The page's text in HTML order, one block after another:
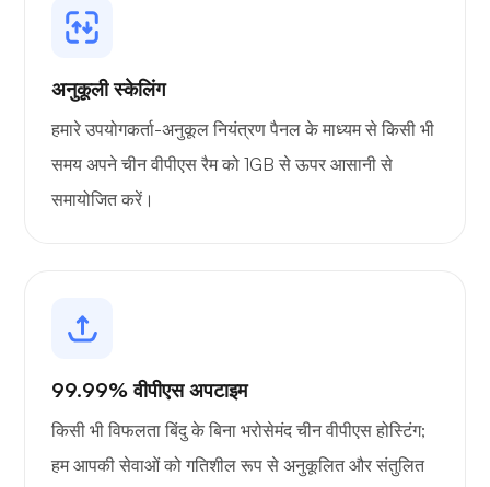
अनुकूली स्केलिंग
हमारे उपयोगकर्ता-अनुकूल नियंत्रण पैनल के माध्यम से किसी भी
समय अपने चीन वीपीएस रैम को 1GB से ऊपर आसानी से
समायोजित करें।
99.99% वीपीएस अपटाइम
किसी भी विफलता बिंदु के बिना भरोसेमंद चीन वीपीएस होस्टिंग;
हम आपकी सेवाओं को गतिशील रूप से अनुकूलित और संतुलित